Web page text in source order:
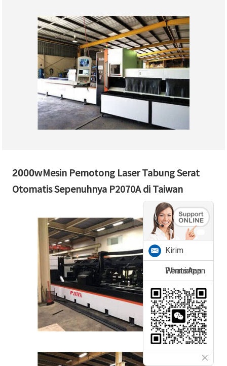
2000wMesin Pemotong Laser Tabung Serat
Otomatis Sepenuhnya P2070A di Taiwan
Kirim
Permintaan
WhatsApp